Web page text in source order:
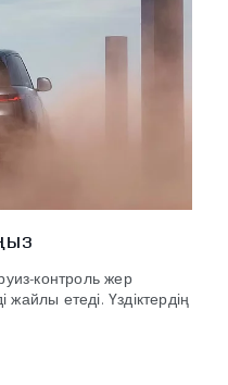
контроль жер
жайлы етеді. Үздіктердің